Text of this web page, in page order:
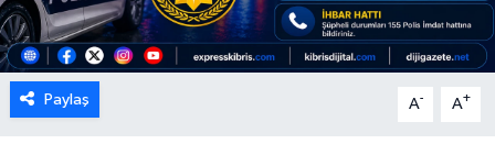
Paylaş A- A+
GÜNDEM
GÜNEY KIBRIS